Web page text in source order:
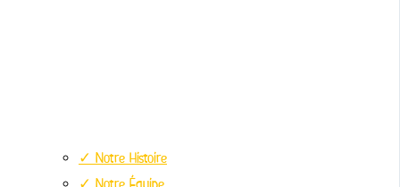
✓ Notre Histoire
✓ Notre Équipe